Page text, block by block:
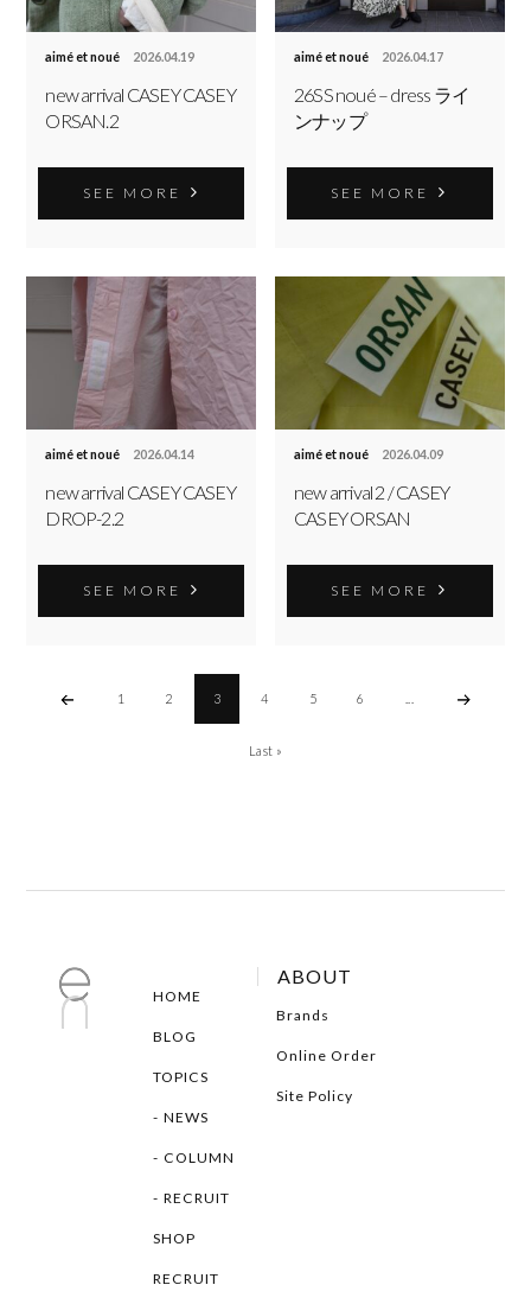
aimé et noué 2026.04.19
new arrival CASEY CASEY
ORSAN.2
SEE MORE
aimé et noué 2026.04.17
26SS noué – dress ライ
ンナップ
SEE MORE
aimé et noué 2026.04.14
new arrival CASEY CASEY
DROP-2.2
SEE MORE
aimé et noué 2026.04.09
new arrival 2 / CASEY
CASEY ORSAN
SEE MORE
1 2 3 4 5 6
Last »
HOME
BLOG
TOPICS
NEWS
COLUMN
RECRUIT
SHOP
RECRUIT
ABOUT
Brands
Online Order
Site Policy